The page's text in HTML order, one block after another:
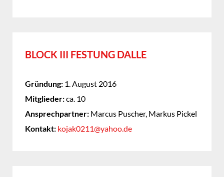
BLOCK III FESTUNG DALLE
Gründung: 1. August 2016
Mitglieder:ca. 10
Ansprechpartner: Marcus Puscher, Markus Pickel
Kontakt: kojak0211@yahoo.de